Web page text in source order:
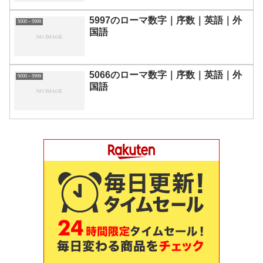
5000～5999
5997のローマ数字｜序数｜英語｜外
国語
5000～5999
5066のローマ数字｜序数｜英語｜外
国語